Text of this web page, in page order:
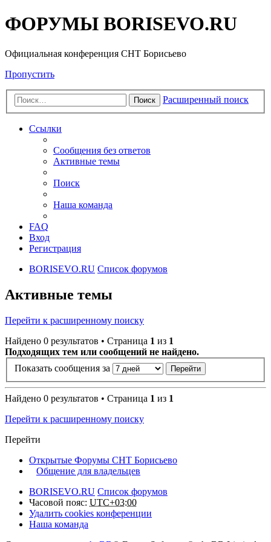
ФОРУМЫ BORISEVO.RU
Официальная конференция СНТ Борисьево
Пропустить
Поиск Расширенный поиск
Ссылки
Сообщения без ответов
Активные темы
Поиск
Наша команда
FAQ
Вход
Регистрация
BORISEVO.RU Список форумов
Активные темы
Перейти к расширенному поиску
Найдено 0 результатов • Страница 1 из 1
Подходящих тем или сообщений не найдено.
Показать сообщения за
Найдено 0 результатов • Страница 1 из 1
Перейти к расширенному поиску
Перейти
Открытые Форумы СНТ Борисьево
Общение для владельцев
BORISEVO.RU Список форумов
Часовой пояс: UTC+03:00
Удалить cookies конференции
Наша команда